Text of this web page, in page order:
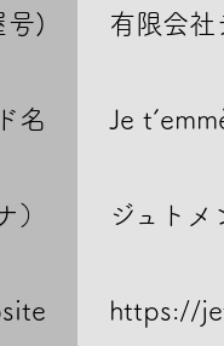
号) 有限会
名 Je
） ジュトメ
https://